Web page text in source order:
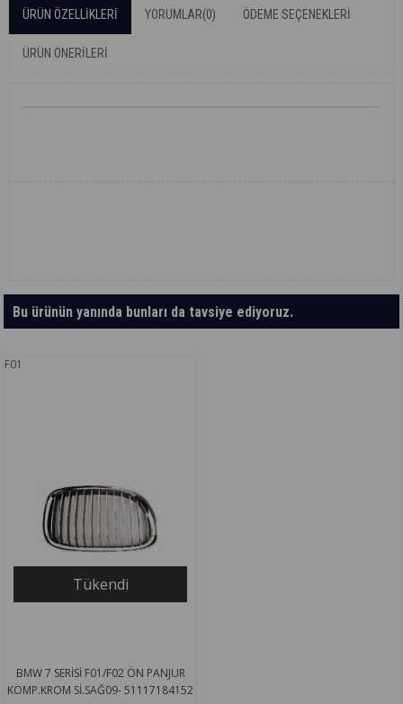
ÜRÜN ÖZELLIKLERI YORUMLAR(0) ÖDEME SEÇENEKLERI
ÜRÜN ÖNERILERI
Bu ürünün yanında bunları da tavsiye ediyoruz.
F01
Tükendi
BMW 7 SERİSİ F01/F02 ÖN PANJUR
KOMP.KROM Sİ.SAĞ09- 51117184152